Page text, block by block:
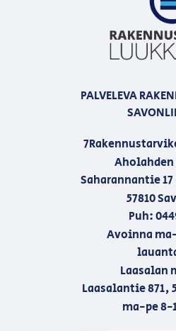
PALVELEVA
Saharannantie
57810
Puh:
Avoinna
Laasalan
Laasalantie 871,
ma-pe 8-